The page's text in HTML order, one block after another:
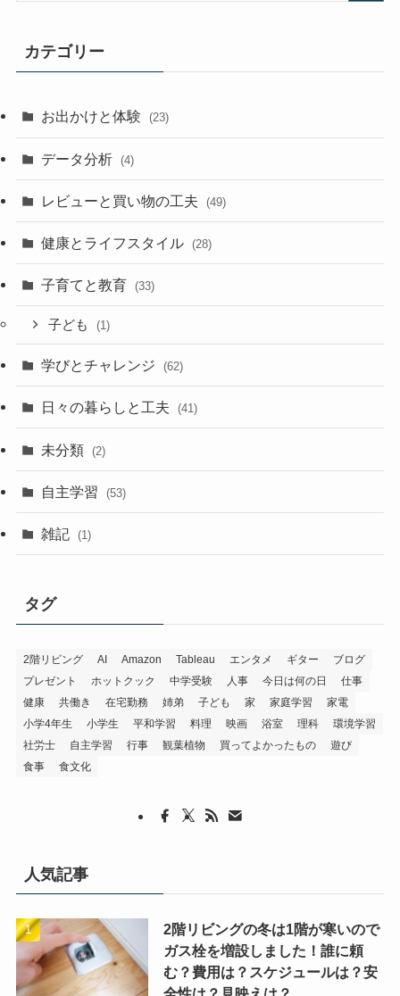
カテゴリー
お出かけと体験 (23)
データ分析 (4)
レビューと買い物の工夫 (49)
健康とライフスタイル (28)
子育てと教育 (33)
子ども (1)
学びとチャレンジ (62)
日々の暮らしと工夫 (41)
未分類 (2)
自主学習 (53)
雑記 (1)
タグ
2階リビング AI Amazon Tableau エンタメ ギター
ブログ
プレゼント
ホットクック 中学受験 人事 今日は何の日
仕事
健康
共働き 在宅勤務 姉弟 子ども 家 家庭学習
家電
小学4年生
小学生 平和学習 料理 映画 浴室 理科
環境学習
社労士
自主学習 行事 観葉植物 買ってよかったもの
遊び
食事
食文化
人気記事
2階リビングの冬は1階が寒いので
ガス栓を増設しました！誰に頼
む？費用は？スケジュールは？安